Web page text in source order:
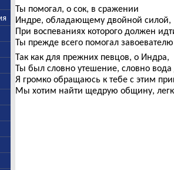
Ты помогал, о сок, в сражении
Индре, обладающему двойной силой,
При воспеваниях которого должен
Ты прежде всего помогал
Так как для прежних певцов, о Индра,
Ты был словно утешение, словно
Я громко обращаюсь к тебе с этим
Мы хотим найти щедрую общину,